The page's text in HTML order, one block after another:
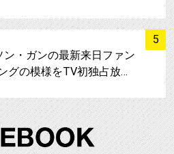
5
ン・ガンの最新来日ファン
グの模様をTV初独占放…